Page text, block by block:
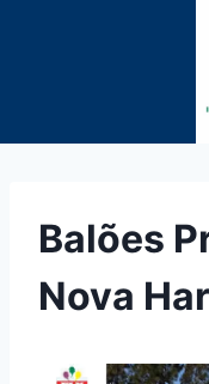
Balões
Nova